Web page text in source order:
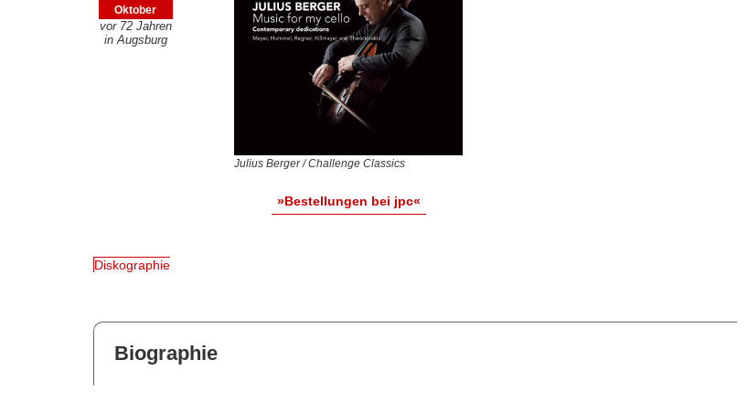
Oktober
vor 72 Jahren
in Augsburg
Julius Berger / Challenge Classics
»Bestellungen bei jpc«
Diskographie
Biographie